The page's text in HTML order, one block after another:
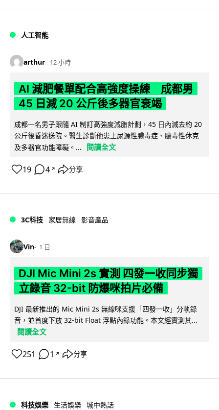
人工智能
arthur 12 小時
AI 減肥餐單配合高強度操練 成都男
45 日減 20 公斤後多器官衰竭
成都一名男子跟隨 AI 制訂高強度減脂計劃，45 日內減去約 20
公斤後昏迷送院。醫生診斷他患上尿源性膿毒症、膿毒性休克
及多器官功能障礙。...
閱讀全文
19 4 ↗ 分享
3C科技 家居無線 影音產品
Vin 1 日
DJI Mic Mini 2s 實測 四發一收同步獨
立錄音 32-bit 防爆咪拍片必備
DJI 最新推出的 Mic Mini 2s 無線咪支援「四發一收」分軌錄
音，並首度下放 32-bit Float 浮點內錄功能。本文經實測其...
閱讀全文
251 1 ↗ 分享
科技娛樂 生活娛樂 城中熱話